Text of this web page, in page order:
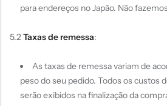
para endereços no Japão. Não
5.2Taxas de remessa:
As taxas de remessa variam de
peso do seu pedido. Todos os custos
serão exibidos na finalização da